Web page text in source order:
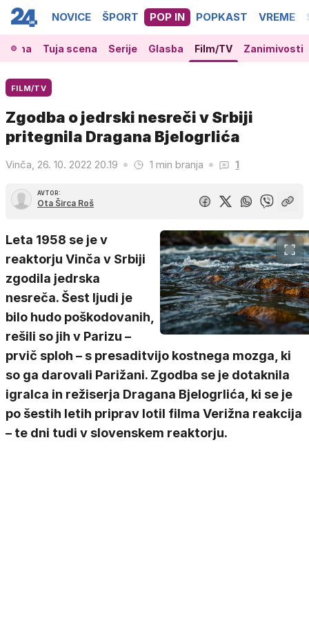
NOVICE ŠPORT POP IN POPKAST VREME
Tuja scena Serije Glasba Film/TV Zanimivosti
FILM/TV
Zgodba o jedrski nesreči v Srbiji
pritegnila Dragana Bjelogrlića
Vinča, 26. 10. 2022 20.19 1 min branja 1
AVTOR:
Ota Širca Roš
Leta 1958 se je v
reaktorju Vinča v Srbiji
zgodila jedrska
nesreča. Šest ljudi je
bilo hudo poškodovanih,
rešili so jih v Parizu –
prvič sploh – s presaditvijo kostnega mozga, ki
so ga darovali Parižani. Zgodba se je dotaknila
igralca in režiserja Dragana Bjelogrlića, ki se je
po šestih letih priprav lotil filma Verižna reakcija
– te dni tudi v slovenskem reaktorju.